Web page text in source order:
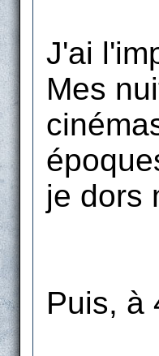
J'ai
Mes
je dors
Puis, à